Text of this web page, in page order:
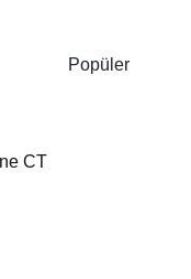
Popüler
CT